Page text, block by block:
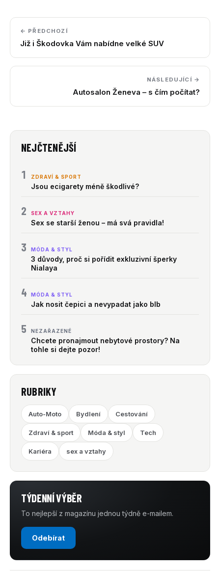
← PŘEDCHOZÍ
Již i Škodovka Vám nabídne velké SUV
NÁSLEDUJÍCÍ →
Autosalon Ženeva – s čím počítat?
NEJČTENĚJŠÍ
1 ZDRAVÍ & SPORT
Jsou ecigarety méně škodlivé?
2 SEX A VZTAHY
Sex se starší ženou – má svá pravidla!
3 MÓDA & STYL
3 důvody, proč si pořídit exkluzivní šperky
Nialaya
4 MÓDA & STYL
Jak nosit čepici a nevypadat jako blb
5 NEZAŘAZENÉ
Chcete pronajmout nebytové prostory? Na
tohle si dejte pozor!
RUBRIKY
Auto-Moto Bydlení Cestování
Zdraví & sport Móda & styl Tech
Kariéra sex a vztahy
TÝDENNÍ VÝBĚR
To nejlepší z magazínu jednou týdně e-mailem.
Odebírat